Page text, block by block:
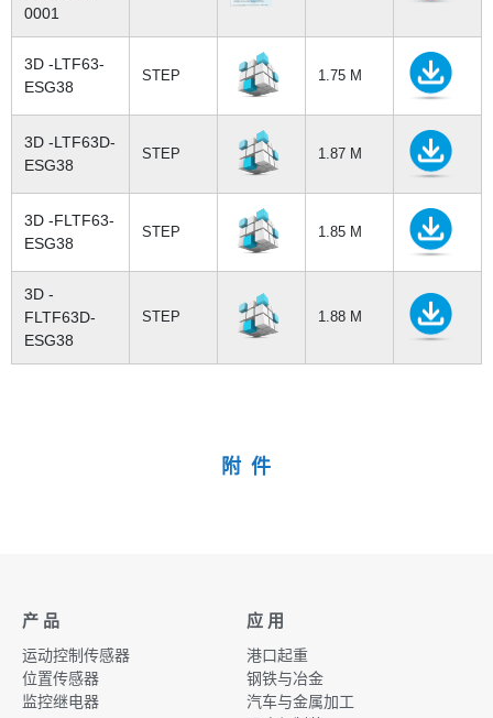
0001
3D -LTF63-
ESG38
STEP 1.75 M
3D -LTF63D-
ESG38
STEP 1.87 M
3D -FLTF63-
ESG38
STEP 1.85 M
3D -
FLTF63D-
ESG38
STEP 1.88 M
附 件
产 品
运动控制传感器
位置传感器
监控继电器
应 用
港口起重
钢铁与冶金
汽车与金属加工